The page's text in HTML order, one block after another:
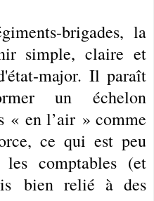
brigades, la
simple, claire et
major. Il paraît
un échelon
« en l’air » comme
ce qui est peu
les comptables (et
bien relié à des